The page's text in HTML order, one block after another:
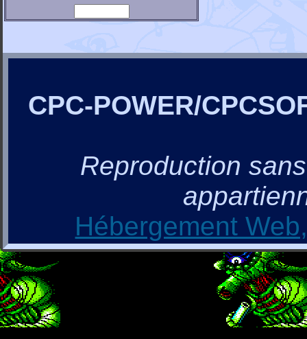
CPC-POWER/
Reproduction
Hébergement